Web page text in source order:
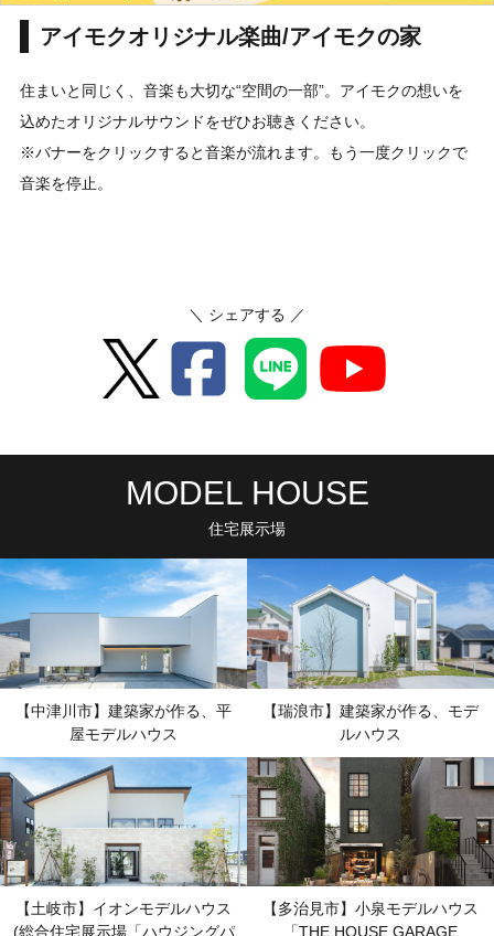
アイモクオリジナル楽曲/アイモクの家
住まいと同じく、音楽も大切な“空間の一部”。アイモクの想いを
込めたオリジナルサウンドをぜひお聴きください。
※バナーをクリックすると音楽が流れます。もう一度クリックで
音楽を停止。
＼ シェアする ／